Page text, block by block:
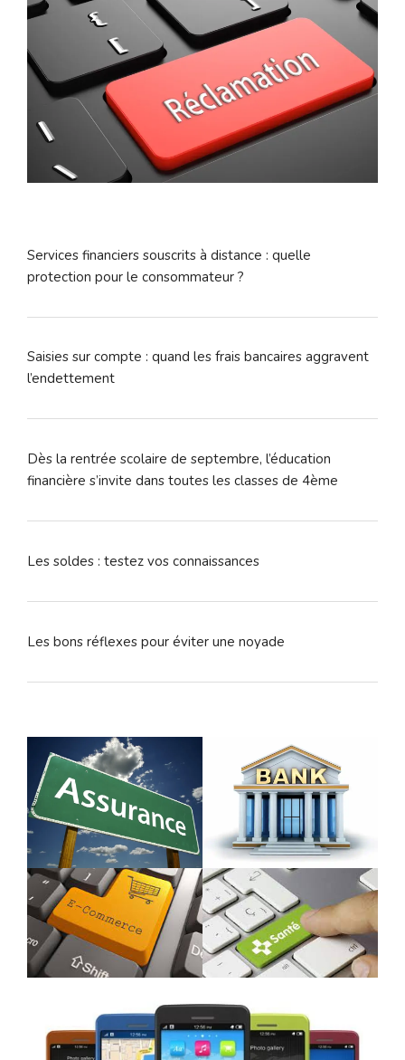
Services financiers souscrits à distance : quelle
protection pour le consommateur ?
Saisies sur compte : quand les frais bancaires aggravent
l’endettement
Dès la rentrée scolaire de septembre, l’éducation
financière s’invite dans toutes les classes de 4ème
Les soldes : testez vos connaissances
Les bons réflexes pour éviter une noyade